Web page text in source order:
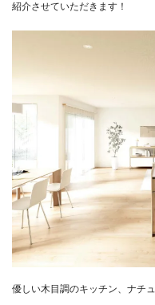
紹介させていただきます！
優しい木目調のキッチン、ナチ